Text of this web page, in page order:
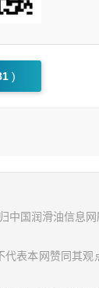
)
中国润滑油信息
表本网赞同其